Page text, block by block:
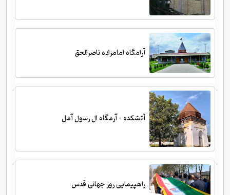
آرامگاه امامزاده ناصرالحق
آتشکده - آرمگاه ال رسول آمل
راهپیمایی روز جهانی قدس